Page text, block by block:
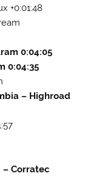
+0:01:48
0:04:05
0:04:35
– Highroad
– Corratec